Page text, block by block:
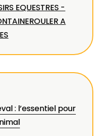
EQUESTRES -
ROULER A
: l’essentiel pour